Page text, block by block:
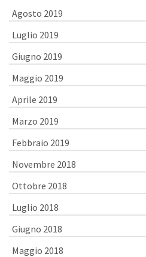
Agosto 2019
Luglio 2019
Giugno 2019
Maggio 2019
Aprile 2019
Marzo 2019
Febbraio 2019
Novembre 2018
Ottobre 2018
Luglio 2018
Giugno 2018
Maggio 2018